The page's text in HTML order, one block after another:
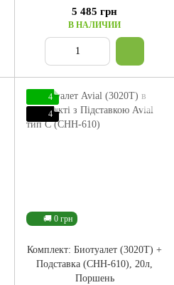
5 485 грн
В НАЛИЧИИ
🚚 0 грн
4
4
Комплект: Биотуалет (3020T) +
Подставка (CHH-610), 20л,
Поршень